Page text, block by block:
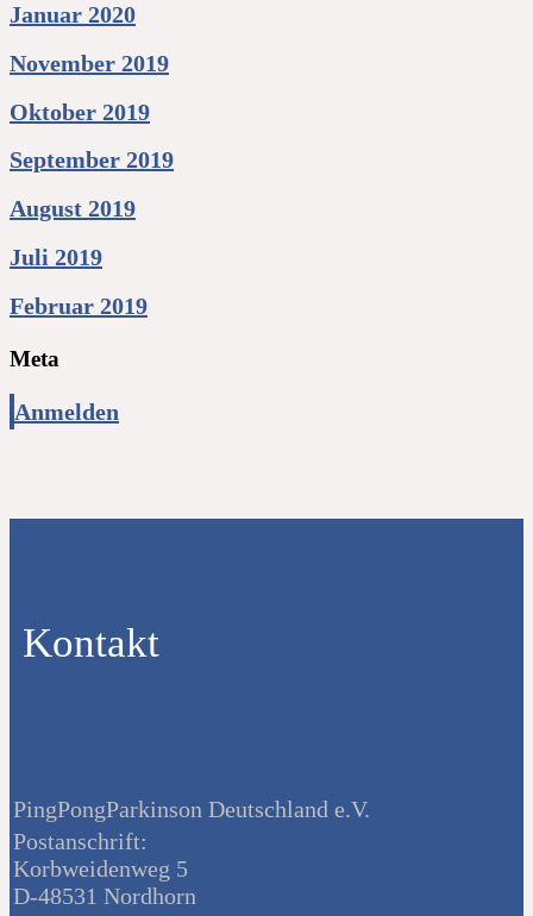
Januar 2020
November 2019
Oktober 2019
September 2019
August 2019
Juli 2019
Februar 2019
Meta
Anmelden
Kontakt
PingPongParkinson Deutschland e.V.
Postanschrift:
Korbweidenweg 5
D-48531 Nordhorn